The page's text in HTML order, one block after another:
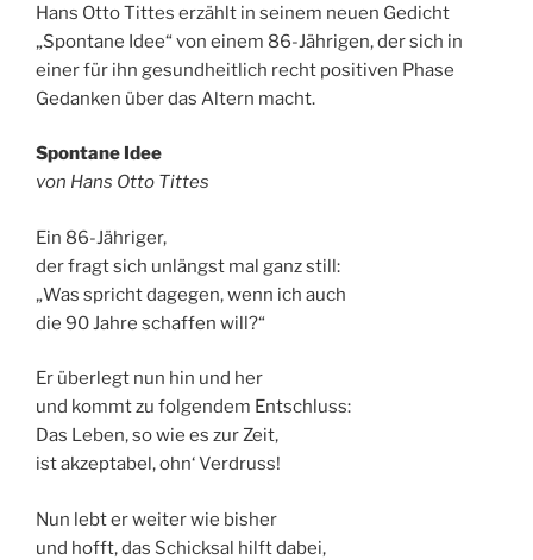
Hans Otto Tittes erzählt in seinem neuen Gedicht
„Spontane Idee“ von einem 86-Jährigen, der sich in
einer für ihn gesundheitlich recht positiven Phase
Gedanken über das Altern macht.
Spontane Idee
von Hans Otto Tittes
Ein 86-Jähriger,
der fragt sich unlängst mal ganz still:
„Was spricht dagegen, wenn ich auch
die 90 Jahre schaffen will?“
Er überlegt nun hin und her
und kommt zu folgendem Entschluss:
Das Leben, so wie es zur Zeit,
ist akzeptabel, ohn‘ Verdruss!
Nun lebt er weiter wie bisher
und hofft, das Schicksal hilft dabei,